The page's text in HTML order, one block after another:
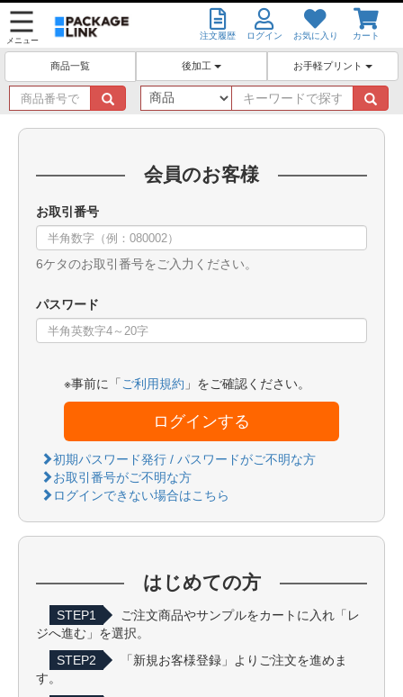
メニュー 注文履歴 ログイン お気に入り カート
商品一覧 後加工 お手軽プリント
商
品
番
キ
ー
ワ
会員のお客様
お取引番号
6ケタのお取引番号をご入力ください。
パスワード
※事前に「 ご利用規約 」をご確認ください。
ログインする
初期パスワード発行 / パスワードがご不明な方
お取引番号がご不明な方
ログインできない場合はこちら
はじめての方
STEP1
ご注文商品やサンプルをカートに入れ「レ
ジへ進む」を選択。
STEP2
「新規お客様登録」よりご注文を進めま
す。